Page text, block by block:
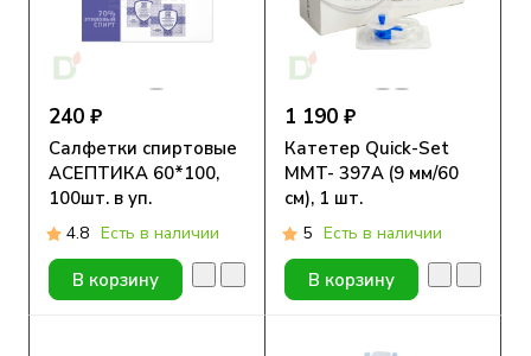
240 ₽
Салфетки спиртовые
АСЕПТИКА 60*100,
100шт. в уп.
4.8 Есть в наличии
В корзину
1 190 ₽
Катетер Quick-Set
MMT- 397А (9 мм/60
см), 1 шт.
5 Есть в наличии
В корзину